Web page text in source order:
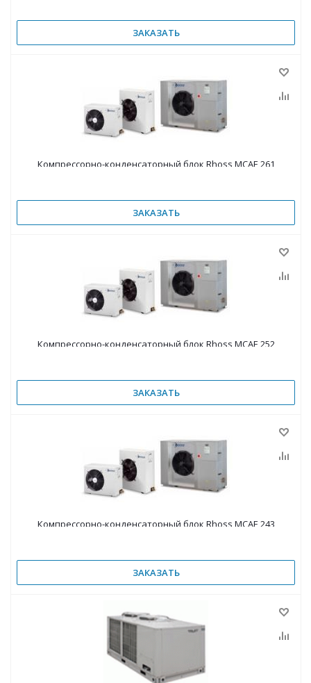
ЗАКАЗАТЬ
Компрессорно-конденсаторный блок Rhoss MCAE 261
ЗАКАЗАТЬ
Компрессорно-конденсаторный блок Rhoss MCAE 252
ЗАКАЗАТЬ
Компрессорно-конденсаторный блок Rhoss MCAE 243
ЗАКАЗАТЬ